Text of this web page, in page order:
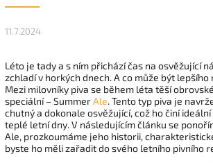
11.7.2024
Léto je tady a s ním přichází čas na osvěžující
zchladí v horkých dnech. A co může být lepšího
Mezi milovníky piva se během léta těší
speciální – SummerAle. Tento typ piva je
chutný a dokonale osvěžující, což ho činí
teplé letní dny. V následujícím článku se
Ale, prozkoumáme jeho historii,
byste ho měli zařadit do svého letního pivního